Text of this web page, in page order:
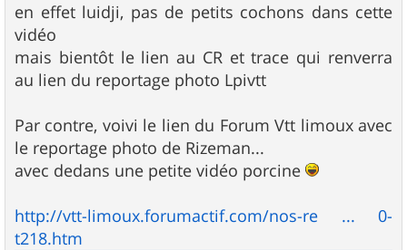
g
e
en effet luidji, pas de petits cochons dans cette
vidéo
mais bientôt le lien au CR et trace qui renverra
au lien du reportage photo Lpivtt
Par contre, voivi le lien du Forum Vtt limoux avec
le reportage photo de Rizeman...
avec dedans une petite vidéo porcine
http://vtt-limoux.forumactif.com/nos-re ... 0-
t218.htm